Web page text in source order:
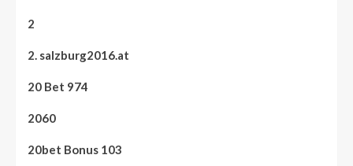
2
2. salzburg2016.at
20 Bet 974
2060
20bet Bonus 103